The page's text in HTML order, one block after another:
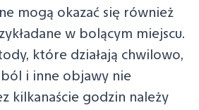
mogą okazać się również
w bolącym miejscu.
które działają chwilowo,
i inne objawy nie
kilkanaście godzin należy